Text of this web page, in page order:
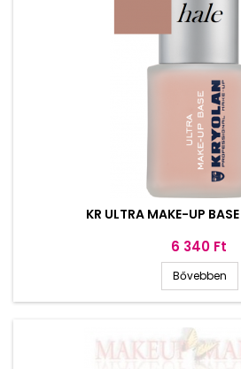
KR ULTRA MAKE-UP
Ár
6 340 Ft
Bővebben